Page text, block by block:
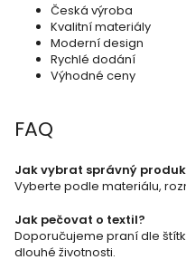
Česká výroba
Kvalitní materiály
Moderní design
Rychlé dodání
Výhodné ceny
FAQ
Jak vybrat správný
Vyberte podle materiálu,
Jak pečovat o textil?
Doporučujeme praní dle
dlouhé životnosti.